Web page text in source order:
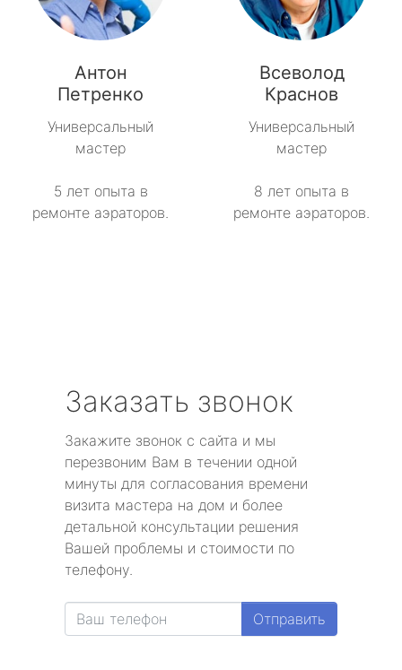
Антон
Петренко
Универсальный
мастер
5 лет опыта в
ремонте аэраторов.
Всеволод
Краснов
Универсальный
мастер
8 лет опыта в
ремонте аэраторов.
Заказать звонок
Закажите звонок с сайта и мы
перезвоним Вам в течении одной
минуты для согласования времени
визита мастера на дом и более
детальной консультации решения
Вашей проблемы и стоимости по
телефону.
Отправить